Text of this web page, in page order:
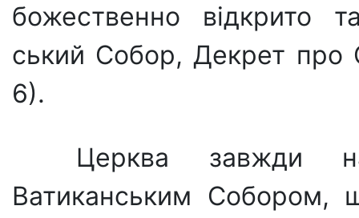
божествен­но відкрито
ський Собор, Декрет про
6).
Церква завжди
Ватиканським Собором,